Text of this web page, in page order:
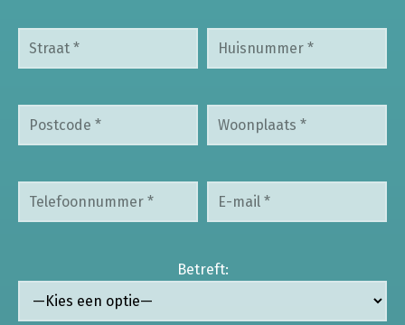
Betreft: